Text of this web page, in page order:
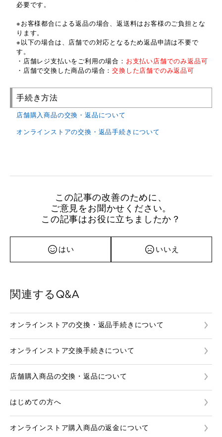
必要です。
※お客様都合による返品の場合、返送料はお客様のご負担とな
ります。
※以下の場合は、店舗での対応となるため返品申請は不要で
す。
・店舗レジ支払いをご利用の場合： お支払い店舗でのみ返品可
・店舗で交換した商品の場合：交換した店舗でのみ返品可
手続き方法
店舗購入商品の交換・返品について
オンラインストアの交換・返品手続きについて
この記事の改善のために、
ご意見をお聞かせください。
この記事はお役に立ちましたか？
はい いいえ
関連するQ&A
オンラインストアの交換・返品手続きについて
オンラインストア交換手続きについて
店舗購入商品の交換・返品について
はじめての方へ
オンラインストア購入商品の返金について